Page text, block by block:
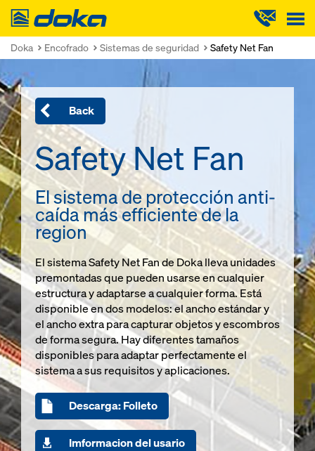
Doka
Doka Encofrado Sistemas de seguridad Safety Net Fan
Back
Safety Net Fan
El sistema de protección anti-
caída más efficiente de la
region
El sistema Safety Net Fan de Doka lleva unidades
premontadas que pueden usarse en cualquier
estructura y adaptarse a cualquier forma. Está
disponible en dos modelos: el ancho estándar y
el ancho extra para capturar objetos y escombros
de forma segura. Hay diferentes tamaños
disponibles para adaptar perfectamente el
sistema a sus requisitos y aplicaciones.
Descarga: Folleto
Imformacion del usario